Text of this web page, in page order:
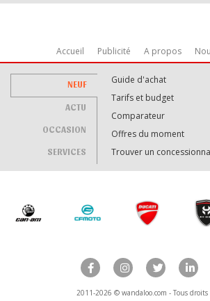
Accueil Publicité A propos
NEUF
ACTU
OCCASION
SERVICES
Guide d'achat
Tarifs et budget
Comparateur
Offres du moment
Trouver un
2011-2026 © wandaloo.com - Tous droits